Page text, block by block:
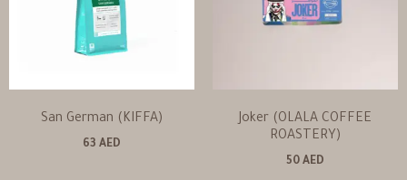
Joker (OLALA COFFEE
ROASTERY)
50 AED
San German (KIFFA)
63 AED